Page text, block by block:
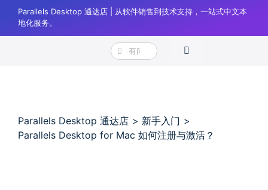
内
Parallels Desktop 通达店 | 从软件销售到技术支持，一站式中文本
地化服务。
搜
索：
Toggle
购买
Parallels Desktop 通达店
新手入门
Parallels Desktop for Mac 如何注册与激活？